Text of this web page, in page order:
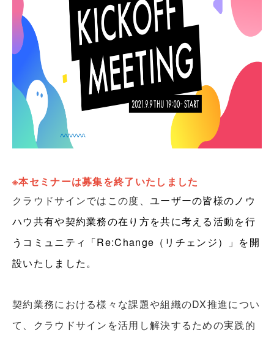
※本セミナーは募集を終了いたしました
クラウドサインではこの度、 ユーザーの皆様のノウ
ハウ共有や契約業務の在り方を共に考える活動を行
うコミュニティ「Re:Change（リチェンジ）」を開
設いたしました。
契約業務における様々な課題や組織のDX推進につい
て、クラウドサインを活用し解決するための実践的